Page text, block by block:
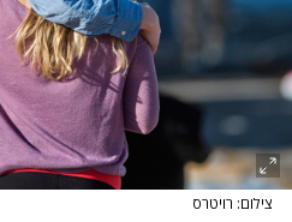
צילום: רויטרס